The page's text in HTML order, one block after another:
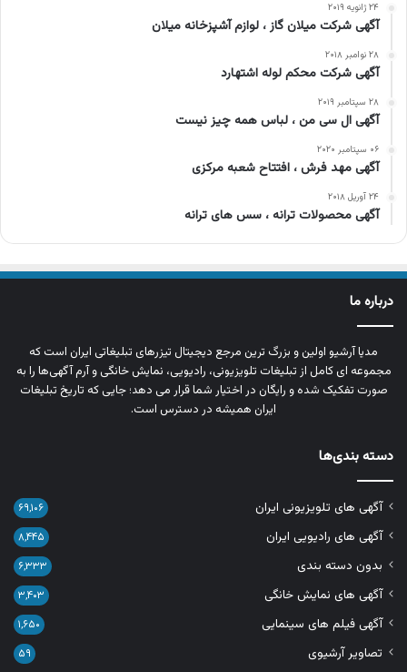
۲۴ ژانویه ۲۰۱۹
آگهی شرکت میلان گاز ، لوازم آشپزخانه میلان
۲۸ نوامبر ۲۰۱۸
آگهی شرکت محکم لوله اشتهارد
۲۸ سپتامبر ۲۰۱۹
آگهی ال سی من ، لباس همه چیز نیست
۰۶ سپتامبر ۲۰۲۰
آگهی مهد فرش ، افتتاح شعبه مرکزی
۲۴ آوریل ۲۰۱۸
آگهی محصولات ترانه ، سس های ترانه
درباره ما
مدیا آرشیو اولین و بزرگ‌ ترین مرجع دیجیتال تیزرهای تبلیغاتی ایران است که
مجموعه‌ ای کامل از تبلیغات تلویزیونی، رادیویی، نمایش خانگی و آرم‌ آگهی‌ها را به‌
صورت تفکیک‌ شده و رایگان در اختیار شما قرار می‌ دهد؛ جایی که تاریخ تبلیغات
ایران همیشه در دسترس است.
دسته بندی‌ها
آگهی های تلویزیونی ایران ۶۹,۱۰۶
آگهی های رادیویی ایران ۸,۴۴۵
بدون دسته بندی ۶,۳۳۳
آگهی های نمایش خانگی ۳,۴۰۳
آگهی فیلم های سینمایی ۱,۶۵۰
تصاویر آرشیوی ۵۹